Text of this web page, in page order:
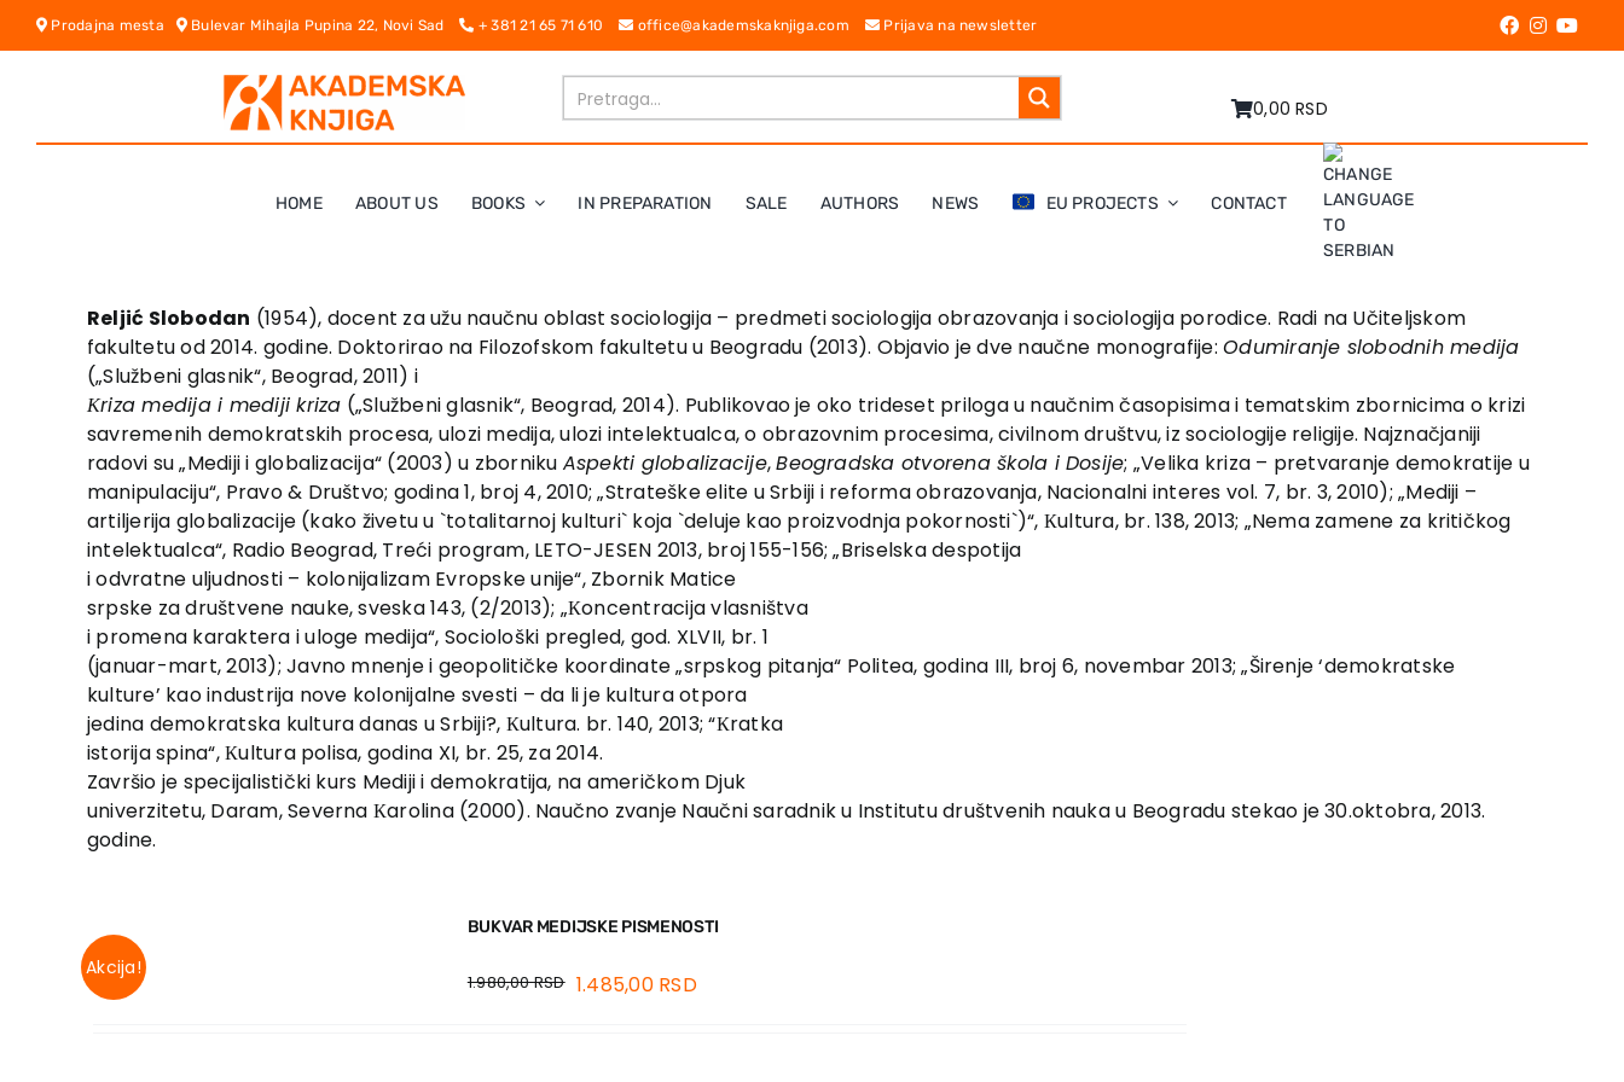
Skip
Prodajna mesta Bulevar Mihajla Pupina 22, Novi Sad + 381 21 65 71 610 office@akademskaknjiga.com Prijava na newsletter
0,00 RSD
HOME ABOUT US BOOKS IN PREPARATION SALE AUTHORS NEWS EU PROJECTS CONTACT
Reljić Slobodan (1954), docent za užu naučnu oblast sociologija – predmeti sociologija obrazovanja i sociologija porodice. Radi na Učiteljskom
fakultetu od 2014. godine. Doktorirao na Filozofskom fakultetu u Beogradu (2013). Objavio je dve naučne monografije:Odumiranje slobodnih medija
(„Službeni glasnik“, Beograd, 2011) i
Кriza medija i mediji kriza („Službeni glasnik“, Beograd, 2014). Publikovao je oko trideset priloga u naučnim časopisima i tematskim zbornicima o krizi
savremenih demokratskih procesa, ulozi medija, ulozi intelektualca, o obrazovnim procesima, civilnom društvu, iz sociologije religije. Najznačjaniji
radovi su „Mediji i globalizacija“ (2003) u zborniku Aspekti globalizacije,Beogradska otvorena škola i Dosije; „Velika kriza – pretvaranje demokratije u
manipulaciju“, Pravo & Društvo; godina 1, broj 4, 2010; „Strateške elite u Srbiji i reforma obrazovanja, Nacionalni interes vol. 7, br. 3, 2010); „Mediji –
artiljerija globalizacije (kako živetu u `totalitarnoj kulturi` koja `deluje kao proizvodnja pokornosti`)“, Кultura, br. 138, 2013; „Nema zamene za kritičkog
intelektualca“, Radio Beograd, Treći program, LETO-JESEN 2013, broj 155-156; „Briselska despotija
i odvratne uljudnosti – kolonijalizam Evropske unije“, Zbornik Matice
srpske za društvene nauke, sveska 143, (2/2013); „Кoncentracija vlasništva
i promena karaktera i uloge medija“, Sociološki pregled, god. XLVII, br. 1
(januar-mart, 2013); Javno mnenje i geopolitičke koordinate „srpskog pitanja“ Politea, godina III, broj 6, novembar 2013; „Širenje ‘demokratske
kulture’ kao industrija nove kolonijalne svesti – da li je kultura otpora
jedina demokratska kultura danas u Srbiji?, Кultura. br. 140, 2013; “Кratka
istorija spina“, Кultura polisa, godina XI, br. 25, za 2014.
Završio je specijalistički kurs Mediji i demokratija, na američkom Djuk
univerzitetu, Daram, Severna Кarolina (2000). Naučno zvanje Naučni saradnik u Institutu društvenih nauka u Beogradu stekao je 30.oktobra, 2013.
godine.
Akcija!
BUKVAR MEDIJSKE PISMENOSTI
1.980,00RSD 1.485,00 RSD